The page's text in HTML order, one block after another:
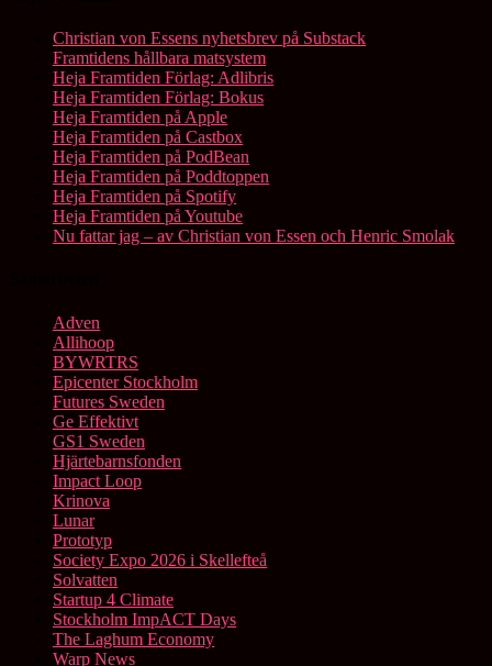
Christian von Essens nyhetsbrev på Substack
Framtidens hållbara matsystem
Heja Framtiden Förlag: Adlibris
Heja Framtiden Förlag: Bokus
Heja Framtiden på Apple
Heja Framtiden på Castbox
Heja Framtiden på PodBean
Heja Framtiden på Poddtoppen
Heja Framtiden på Spotify
Heja Framtiden på Youtube
Nu fattar jag – av Christian von Essen och Henric Smolak
Adven
Allihoop
BYWRTRS
Epicenter Stockholm
Futures Sweden
Ge Effektivt
GS1 Sweden
Hjärtebarnsfonden
Impact Loop
Krinova
Lunar
Prototyp
Society Expo 2026 i Skellefteå
Solvatten
Startup 4 Climate
Stockholm ImpACT Days
The Laghum Economy
Warp News